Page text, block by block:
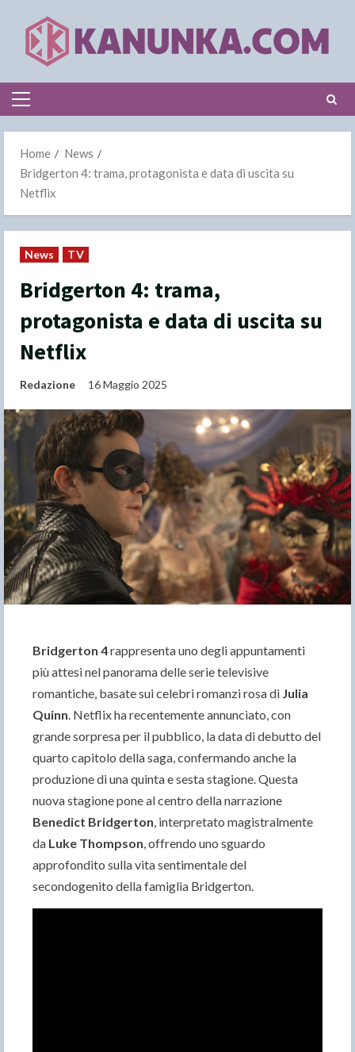
content
Primary
Home
News
Bridgerton 4: trama, protagonista e data di uscita su
Netflix
News TV
Bridgerton 4: trama,
protagonista e data di uscita su
Netflix
Redazione 16 Maggio 2025
Bridgerton 4rappresenta uno degli appuntamenti
più attesi nel panorama delle serie televisive
romantiche, basate sui celebri romanzi rosa di Julia
Quinn. Netflix ha recentemente annunciato, con
grande sorpresa per il pubblico, la data di debutto del
quarto capitolo della saga, confermando anche la
produzione di una quinta e sesta stagione. Questa
nuova stagione pone al centro della narrazione
Benedict Bridgerton, interpretato magistralmente
da Luke Thompson, offrendo uno sguardo
approfondito sulla vita sentimentale del
secondogenito della famiglia Bridgerton.